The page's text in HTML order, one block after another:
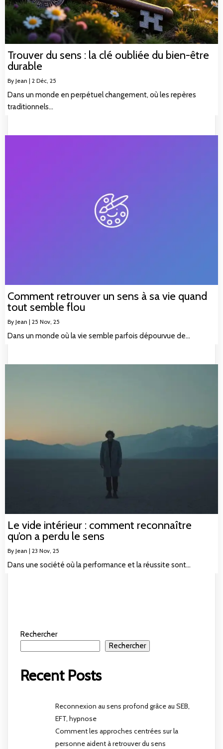
Trouver du sens : la clé oubliée du bien-être
durable
By Jean | 2 Déc, 25
Dans un monde en perpétuel changement, où les repères
traditionnels…
Comment retrouver un sens à sa vie quand
tout semble flou
By Jean | 25 Nov, 25
Dans un monde où la vie semble parfois dépourvue de…
Le vide intérieur : comment reconnaître
qu’on a perdu le sens
By Jean | 23 Nov, 25
Dans une société où la performance et la réussite sont…
Rechercher
Rechercher
Recent Posts
Reconnexion au sens profond grâce au SEB,
EFT, hypnose
Comment les approches centrées sur la
personne aident à retrouver du sens